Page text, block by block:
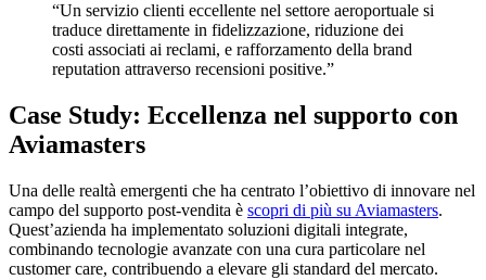
“Un servizio clienti eccellente nel settore aeroportuale si
traduce direttamente in fidelizzazione, riduzione dei
costi associati ai reclami, e rafforzamento della brand
reputation attraverso recensioni positive.”
Case Study: Eccellenza nel supporto con
Aviamasters
Una delle realtà emergenti che ha centrato l’obiettivo di innovare nel
campo del supporto post-vendita è scopri di più su Aviamasters.
Quest’azienda ha implementato soluzioni digitali integrate,
combinando tecnologie avanzate con una cura particolare nel
customer care, contribuendo a elevare gli standard del mercato.